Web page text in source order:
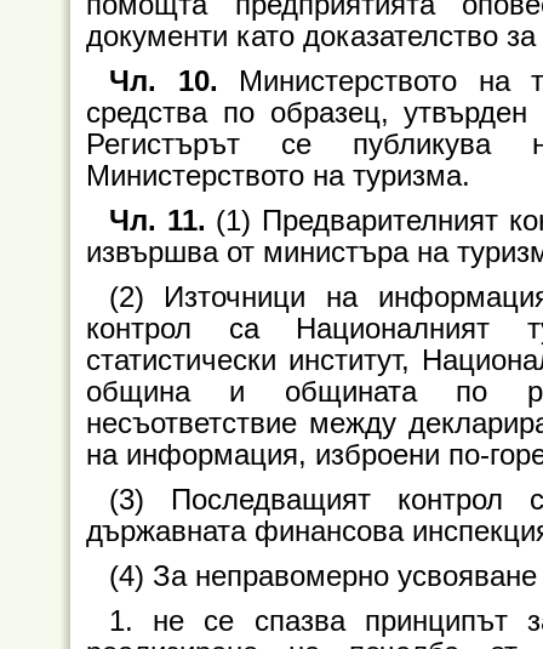
документи като доказателство
Чл. 10. Министерството на
средства по образец,
Регистърът се публикува
Министерството на туризма.
Чл. 11. (1) Предварителният
извършва от министъра на
(2) Източници на
контрол са Националният
статистически институт,
община и общината по
несъответствие между
на информация, изброени по-
(3) Последващият
държавната финансова
(4) За неправомерно
1. не се спазва принципът